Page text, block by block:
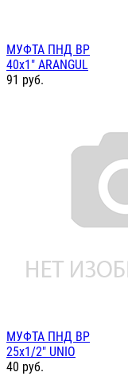
МУФТА ПНД ВР
40х1" ARANGUL
91 руб.
МУФТА ПНД ВР
25х1/2" UNIO
40 руб.